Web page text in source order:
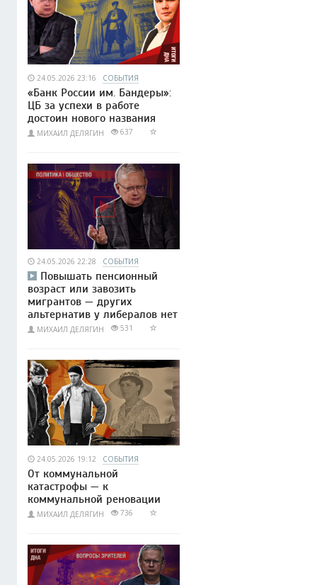
24.05.2026 23:16 СОБЫТИЯ
«Банк России им. Бандеры»:
ЦБ за успехи в работе
достоин нового названия
МИХАИЛ ДЕЛЯГИН 637
24.05.2026 22:28 СОБЫТИЯ
Повышать пенсионный
возраст или завозить
мигрантов — других
альтернатив у либералов нет
МИХАИЛ ДЕЛЯГИН 531
24.05.2026 19:12 СОБЫТИЯ
От коммунальной
катастрофы — к
коммунальной реновации
МИХАИЛ ДЕЛЯГИН 736